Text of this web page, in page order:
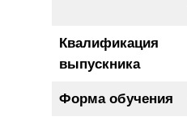
Квалификация
выпускника
Форма обучения